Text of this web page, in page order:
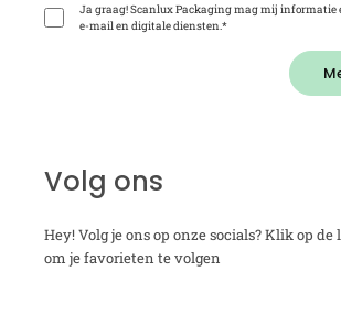
Ja graag! Scanlux Packaging mag mij informatie
e-mail en digitale diensten.*
Volg ons
Hey! Volg je ons op onze socials? Klik op
om je favorieten te volgen